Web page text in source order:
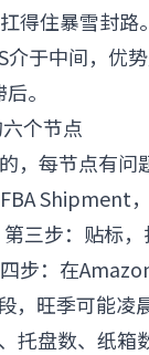
得住暴雪封
于中间，优
。
个节点
，每节点有
Shipment
三步：贴标
步：在
旺季可能凌
盘数、纸箱